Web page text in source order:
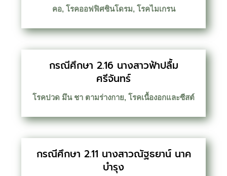
คอ, โรคออฟฟิศซินโดรม, โรคไมเกรน
กรณีศึกษา 2.16 นางสาวฟ้าปลื้ม
ศรีจันทร์
โรคปวด มึน ชา ตามร่างกาย, โรคเนื้องอกและซีสต์
กรณีศึกษา 2.11 นางสาวณัฐธยาน์ นาค
บำรุง